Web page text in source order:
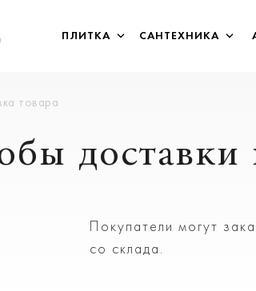
ПЛИТКА САНТЕХНИКА
товара
доставки
Покупатели могут
со склада.